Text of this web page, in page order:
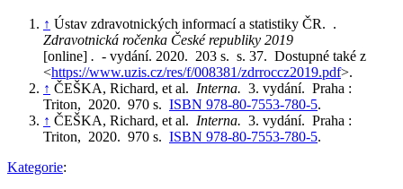
↑ Ústav zdravotnických informací a statistiky ČR. .
Zdravotnická ročenka České republiky 2019
[online] . - vydání. 2020. 203 s. s. 37. Dostupné také z
<https://www.uzis.cz/res/f/008381/zdrroccz2019.pdf>.
↑ ČEŠKA, Richard, et al. Interna. 3. vydání. Praha :
Triton, 2020. 970 s. ISBN 978-80-7553-780-5.
↑ ČEŠKA, Richard, et al. Interna. 3. vydání. Praha :
Triton, 2020. 970 s. ISBN 978-80-7553-780-5.
Kategorie: